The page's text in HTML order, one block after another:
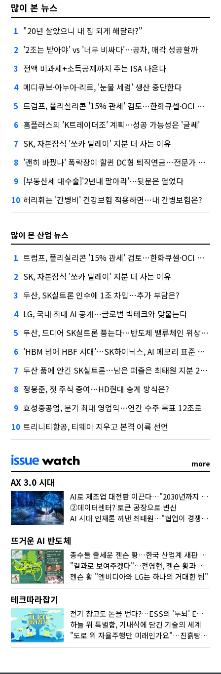
많이 본 뉴스
1 "20년 살았으니 내 집 되게 해달라?"
2 '2조는 받아야' vs '너무 비싸다'…공차, 매각 성공할까
3 전액 비과세+소득공제까지 주는 ISA 나온다
4 메디큐브·아누아·리르, '눈물 세럼' 생산 중단한다
5 트럼프, 폴리실리콘 '15% 관세' 검토…한화큐셀·OCI 영향은?
6 홈플러스의 'K트레이더조' 계획…성공 가능성은 '글쎄'
7 SK, 자본잠식 '쏘카 말레이' 지분 더 사는 이유
8 '괜히 바꿨나' 폭락장이 할퀸 DC형 퇴직연금…전문가 조언은
9 [부동산세 대수술]'2년내 팔아라'…뒷문은 열었다
10 허리휘는 '간병비' 건강보험 적용하면…내 간병보험은?
많이 본 산업 뉴스
1 트럼프, 폴리실리콘 '15% 관세' 검토…한화큐셀·OCI 영향은?
2 SK, 자본잠식 '쏘카 말레이' 지분 더 사는 이유
3 두산, SK실트론 인수에 1조 차입…추가 부담은?
4 LG, 국내 최대 AI 공개…글로벌 빅테크와 맞붙는다
5 두산, 드디어 SK실트론 품는다…반도체 밸류체인 위상 강화
6 'HBM 넘어 HBF 시대'…SK하이닉스, AI 메모리 표준 선점 나섰다
7 두산 품에 안긴 SK실트론…남은 퍼즐은 최태원 지분 29.4%
8 정몽준, 첫 주식 증여…HD현대 승계 방식은?
9 효성중공업, 분기 최대 영업익…연간 수주 목표 12조로
10 트리니티항공, 티웨이 지우고 본격 이륙 선언
more
AX 3.0 시대
AI로 제조업 대전환 이끈다…"2030년까지 민관합동 20조 투자"
②데이터센터? 토큰 공장으로 변신
AI 시대 인재론 꺼낸 최태원…"협업이 경쟁력"
뜨거운 AI 반도체
총수들 줄세운 젠슨 황…한국 산업계 새판 짰다
"결과로 보여주겠다"…전영현, 젠슨 황과 HBM5 논의
젠슨 황 "엔비디아와 LG는 하나의 거대한 팀"
테크따라잡기
전기 창고도 돈을 번다?…ESS의 '두뇌' EMO가 뭐길래
하늘 위 특별함, 기내식에 담긴 기술의 세계
"도로 위 자율주행만 미래인가요"…진흙탕서 길 내는 HD현대 AI 기술